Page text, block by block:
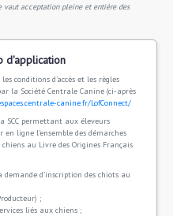
vaut acceptation pleine et entière des
d'application
conditions d'accès et les règles
la Société Centrale Canine (ci-après
canine.fr/LofConnect/
SCC permettant aux éleveurs
ligne l'ensemble des démarches
au Livre des Origines Français
d'inscription des chiots au
;
liés aux chiens ;